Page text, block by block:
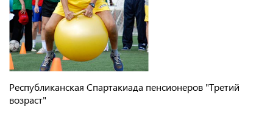
Республиканская Спартакиада пенсионеров "Третий
возраст"